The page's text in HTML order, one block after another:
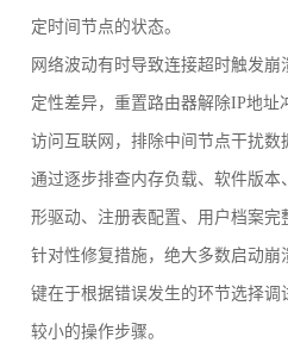
定时间节点的状态。
网络波动有时导致连接超时触发
定性差异，重置路由器解除IP地址
访问互联网，排除中间节点干扰数
通过逐步排查内存负载、软件版本
形驱动、注册表配置、用户档案
针对性修复措施，绝大多数启动
键在于根据错误发生的环节选择
较小的操作步骤。